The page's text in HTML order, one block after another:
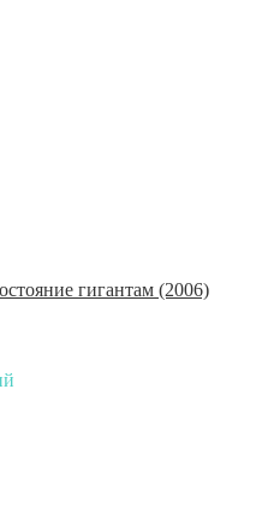
гигантам (2006)